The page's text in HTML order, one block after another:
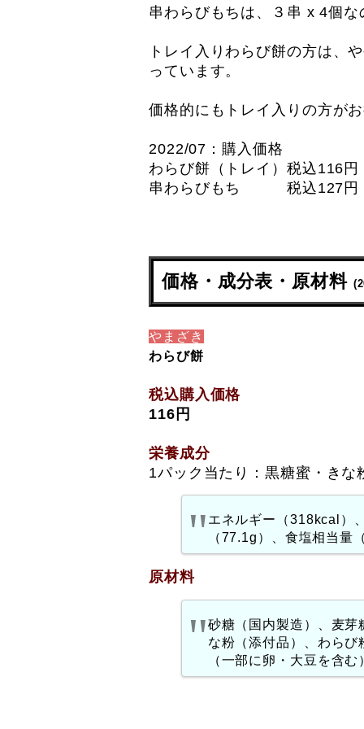
串わらびもちは、３串 x 4個
トレイ入りわらび餅の方は、
っています。
価格的にもトレイ入りの方が
2022/07：購入価格
わらび餅（トレイ）税込116円
串わらびもち 税込127円
価格・成分表・原材料
やまざき
わらび餅
税込購入価格
116円
栄養成分
1パック当たり：黒糖蜜・きな
エネルギー（318kcal）
（77.1g）、食塩相当量
原材料
砂糖（国内製造）、麦
な粉（添付品）、わら
（一部に卵・大豆を含む